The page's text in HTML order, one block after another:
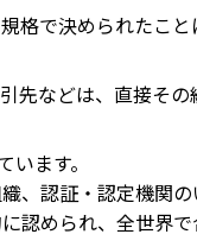
インターンシップ情
用語集
格で決められたこ
先などは、直接そ
ます。
認証・認定機関
められ、全世界